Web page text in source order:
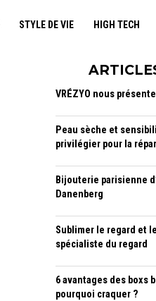
STYLE DE VIE HIGH TECH
VRÉZYO nous présente
Peau sèche et
privilégier pour la
Bijouterie parisienne
Danenberg
Sublimer le regard et
spécialiste du regard
6 avantages des boxs
pourquoi craquer ?